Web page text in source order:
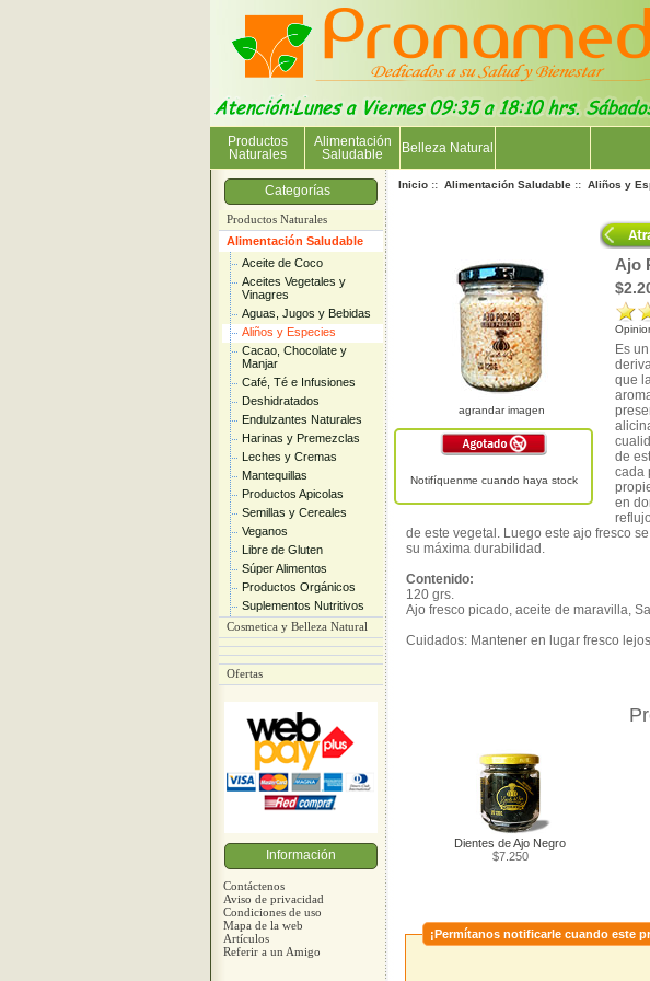
Productos
Naturales
Alimentación
Saludable
Belleza Natural
Categorías
Productos Naturales
Alimentación Saludable
Aceite de Coco
Aceites Vegetales y
Vinagres
Aguas, Jugos y Bebidas
Aliños y Especies
Cacao, Chocolate y
Manjar
Café, Té e Infusiones
Deshidratados
Endulzantes Naturales
Harinas y Premezclas
Leches y Cremas
Mantequillas
Productos Apicolas
Semillas y Cereales
Veganos
Libre de Gluten
Súper Alimentos
Productos Orgánicos
Suplementos Nutritivos
Cosmetica y Belleza Natural
Ofertas
Información
Contáctenos
Aviso de privacidad
Condiciones de uso
Mapa de la web
Artículos
Referir a un Amigo
Inicio ::Alimentación Saludable ::Aliños y
agrandar imagen
Notifíquenme cuando haya stock
Ajo
Es
que
de
cada
en
de este vegetal. Luego este ajo fresco
su máxima durabilidad.
Contenido:
120 grs.
Ajo fresco picado, aceite de maravilla,
Cuidados: Mantener en lugar fresco
Dientes de Ajo Negro
$7.250
¡Permítanos notificarle cuando este